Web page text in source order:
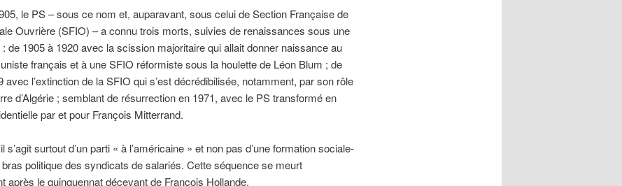
le PS – sous ce nom et, auparavant, sous celui de Section Française de
Ouvrière (SFIO) ­– a connu trois morts, suivies de renaissances sous une
de 1905 à 1920 avec la scission majoritaire qui allait donner naissance au
français et à une SFIO réformiste sous la houlette de Léon Blum ; de
avec l’extinction de la SFIO qui s’est décrédibilisée, notamment, par son rôle
d’Algérie ; semblant de résurrection en 1971, avec le PS transformé en
par et pour François Mitterrand.
s’agit surtout d’un parti « à l’américaine » et non pas d’une formation sociale-
politique des syndicats de salariés. Cette séquence se meurt
après le quinquennat décevant de François Hollande.